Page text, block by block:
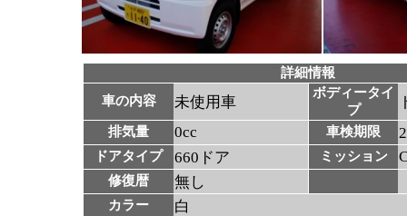
詳細情報
車の内容
未使用車
ボディータイ
プ
排気量 0cc 車検期限
ドアタイプ 660ドア ミッション
修復暦 無し
カラー 白